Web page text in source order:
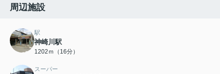
周辺施設
駅
神崎川駅
1202ｍ（16分）
スーパー